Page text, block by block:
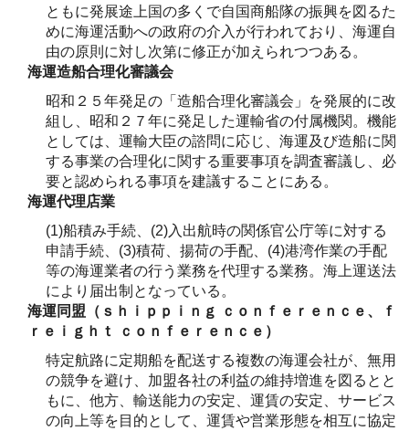
ともに発展途上国の多くで自国商船隊の振興を図るた
めに海運活動への政府の介入が行われており、海運自
由の原則に対し次第に修正が加えられつつある。
海運造船合理化審議会
昭和２５年発足の「造船合理化審議会」を発展的に改
組し、昭和２７年に発足した運輸省の付属機関。機能
としては、運輸大臣の諮問に応じ、海運及び造船に関
する事業の合理化に関する重要事項を調査審議し、必
要と認められる事項を建議することにある。
海運代理店業
(1)船積み手続、(2)入出航時の関係官公庁等に対する
申請手続、(3)積荷、揚荷の手配、(4)港湾作業の手配
等の海運業者の行う業務を代理する業務。海上運送法
により届出制となっている。
海運同盟（ｓｈｉｐｐｉｎｇ ｃｏｎｆｅｒｅｎｃｅ、ｆ
ｒｅｉｇｈｔ ｃｏｎｆｅｒｅｎｃｅ）
特定航路に定期船を配送する複数の海運会社が、無用
の競争を避け、加盟各社の利益の維持増進を図るとと
もに、他方、輸送能力の安定、運賃の安定、サービス
の向上等を目的として、運賃や営業形態を相互に協定